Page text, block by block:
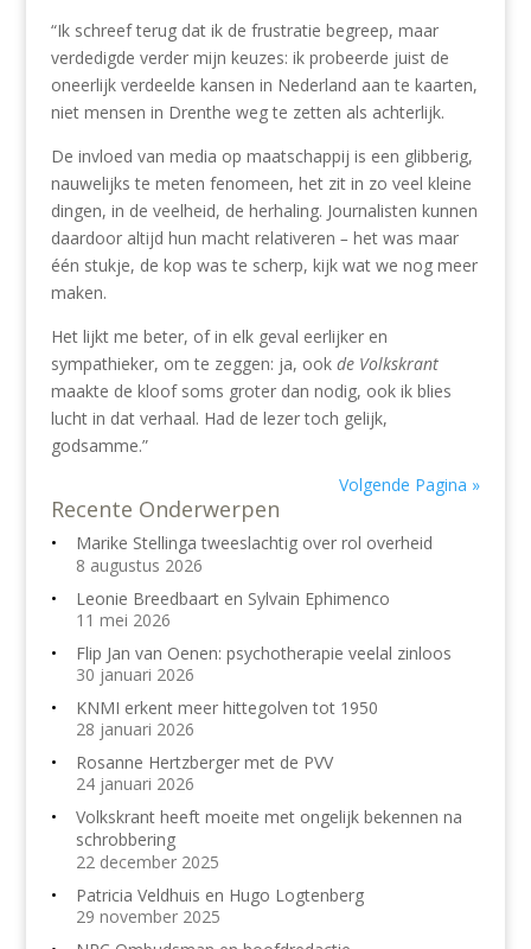
“Ik schreef terug dat ik de frustratie begreep, maar
verdedigde verder mijn keuzes: ik probeerde juist de
oneerlijk verdeelde kansen in Nederland aan te kaarten,
niet mensen in Drenthe weg te zetten als achterlijk.
De invloed van media op maatschappij is een glibberig,
nauwelijks te meten fenomeen, het zit in zo veel kleine
dingen, in de veelheid, de herhaling. Journalisten kunnen
daardoor altijd hun macht relativeren – het was maar
één stukje, de kop was te scherp, kijk wat we nog meer
maken.
Het lijkt me beter, of in elk geval eerlijker en
sympathieker, om te zeggen: ja, ook de Volkskrant
maakte de kloof soms groter dan nodig, ook ik blies
lucht in dat verhaal. Had de lezer toch gelijk,
godsamme.”
Volgende Pagina »
Recente Onderwerpen
Marike Stellinga tweeslachtig over rol overheid
8 augustus 2026
Leonie Breedbaart en Sylvain Ephimenco
11 mei 2026
Flip Jan van Oenen: psychotherapie veelal zinloos
30 januari 2026
KNMI erkent meer hittegolven tot 1950
28 januari 2026
Rosanne Hertzberger met de PVV
24 januari 2026
Volkskrant heeft moeite met ongelijk bekennen na
schrobbering
22 december 2025
Patricia Veldhuis en Hugo Logtenberg
29 november 2025